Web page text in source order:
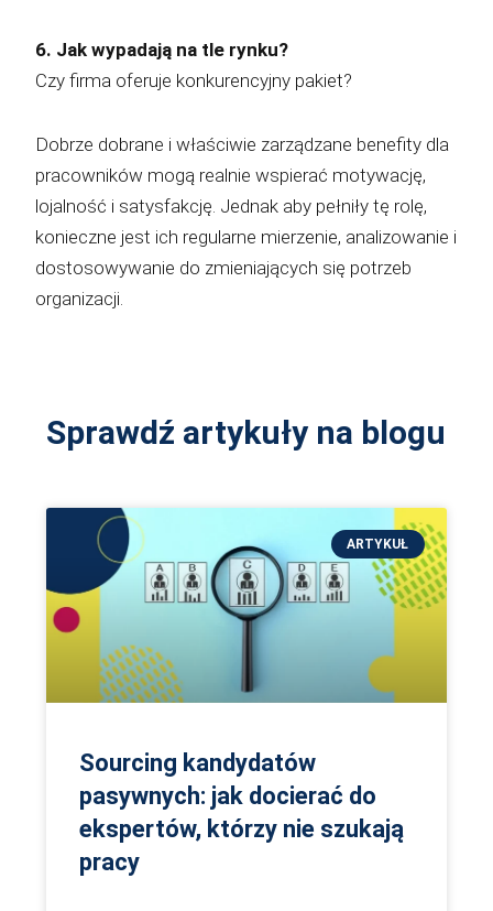
6. Jak wypadają na tle rynku?
Czy firma oferuje konkurencyjny pakiet?
Dobrze dobrane i właściwie zarządzane benefity dla
pracowników mogą realnie wspierać motywację,
lojalność i satysfakcję. Jednak aby pełniły tę rolę,
konieczne jest ich regularne mierzenie, analizowanie i
dostosowywanie do zmieniających się potrzeb
organizacji.
Sprawdź artykuły na blogu
ARTYKUŁ
Sourcing kandydatów
pasywnych: jak docierać do
ekspertów, którzy nie szukają
pracy